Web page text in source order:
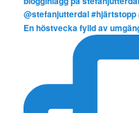
En höstvecka fylld av